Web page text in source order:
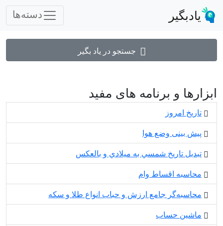
یادبگیر دسته‌ها
جستجو در یاد بگیر
ابزارها و برنامه های مفید
تاریخ امروز
پیش بینی وضع هوا
تبديل تاريخ شمسي به ميلادي و بالعكس
محاسبه اقساط وام
محاسبه‌گر جامع ارزش و حباب انواع طلا و سکه
ماشین حساب